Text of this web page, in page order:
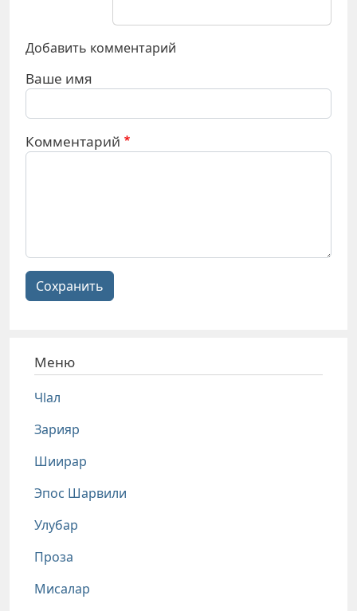
Добавить комментарий
Ваше имя
Комментарий
Сохранить
Меню
Чlал
Зарияр
Шиирар
Эпос Шарвили
Улубар
Проза
Мисалар